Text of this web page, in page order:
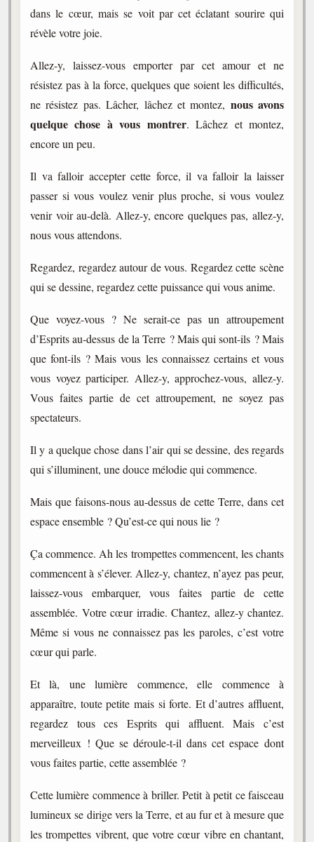
dans le cœur, mais se voit par cet éclatant sourire qui
révèle votre joie.
Allez-y, laissez-vous emporter par cet amour et ne
résistez pas à la force, quelques que soient les difficultés,
ne résistez pas. Lâcher, lâchez et montez, nous avons
quelque chose à vous montrer. Lâchez et montez,
encore un peu.
Il va falloir accepter cette force, il va falloir la laisser
passer si vous voulez venir plus proche, si vous voulez
venir voir au-delà. Allez-y, encore quelques pas, allez-y,
nous vous attendons.
Regardez, regardez autour de vous. Regardez cette scène
qui se dessine, regardez cette puissance qui vous anime.
Que voyez-vous ? Ne serait-ce pas un attroupement
d’Esprits au-dessus de la Terre ? Mais qui sont-ils ? Mais
que font-ils ? Mais vous les connaissez certains et vous
vous voyez participer. Allez-y, approchez-vous, allez-y.
Vous faites partie de cet attroupement, ne soyez pas
spectateurs.
Il y a quelque chose dans l’air qui se dessine, des regards
qui s’illuminent, une douce mélodie qui commence.
Mais que faisons-nous au-dessus de cette Terre, dans cet
espace ensemble ? Qu’est-ce qui nous lie ?
Ça commence. Ah les trompettes commencent, les chants
commencent à s’élever. Allez-y, chantez, n’ayez pas peur,
laissez-vous embarquer, vous faites partie de cette
assemblée. Votre cœur irradie. Chantez, allez-y chantez.
Même si vous ne connaissez pas les paroles, c’est votre
cœur qui parle.
Et là, une lumière commence, elle commence à
apparaître, toute petite mais si forte. Et d’autres affluent,
regardez tous ces Esprits qui affluent. Mais c’est
merveilleux ! Que se déroule-t-il dans cet espace dont
vous faites partie, cette assemblée ?
Cette lumière commence à briller. Petit à petit ce faisceau
lumineux se dirige vers la Terre, et au fur et à mesure que
les trompettes vibrent, que votre cœur vibre en chantant,